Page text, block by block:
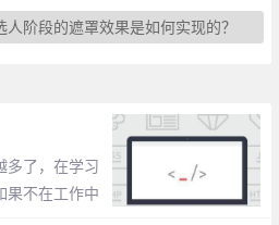
阶段的遮罩效果是如何实现的？
多了，在学习
果不在工作中